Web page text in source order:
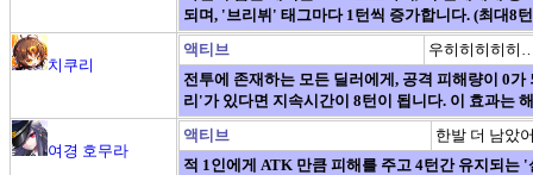
되며, '브리뷔' 태그마다 1턴씩 증가합니다. (최대8
치쿠리
액티브
우히히히히히
전투에 존재하는 모든 딜러에게, 공격 피해량이 0
리'가 있다면 지속시간이 8턴이 됩니다. 이 효과는
여경 호무라
액티브
한발 더 남았
적 1인에게 ATK 만큼 피해를 주고 4턴간 유지되